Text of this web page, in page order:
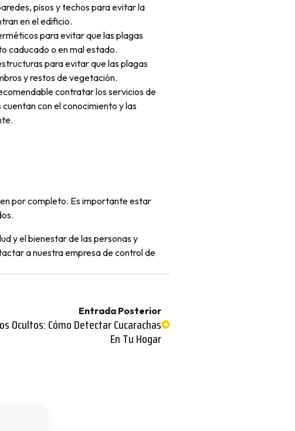
pisos y techos para evitar la
en el edificio.
para evitar que las plagas
caducado o en mal estado.
para evitar que las plagas
y restos de vegetación.
contratar los servicios de
con el conocimiento y las
por completo. Es importante estar
y el bienestar de las personas y
a nuestra empresa de control de
Entrada Posterior
Ocultos: Cómo Detectar Cucarachas
En Tu Hogar